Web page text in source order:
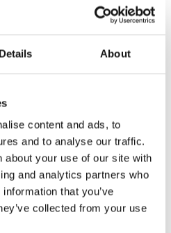
Details About
content and ads, to
and to analyse our traffic.
about your use of our site with
and analytics partners who
that you’ve
collected from your use
volledig gebouwd op Esri
met ArcGIS Online,
VertiGIS Studio Workflow
federale authenticatie via